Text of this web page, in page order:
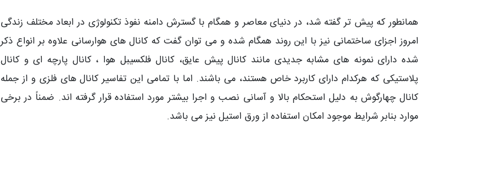
همانطور که پیش تر گفته شد، در دنیای معاصر و همگام با گسترش دامنه نفوذ تکنولوژی در ابعاد مختلف زندگی
امروز اجزای ساختمانی نیز با این روند همگام شده و می توان گفت که کانال های هوارسانی علاوه بر انواع ذکر
شده دارای نمونه های مشابه جدیدی مانند کانال پیش عایق، کانال فلکسیبل هوا ، کانال پارچه ای و کانال
پلاستیکی که هرکدام دارای کاربرد خاص هستند، می باشند. اما با تمامی این تفاسیر کانال های فلزی و از جمله
کانال چهارگوش به دلیل استحکام بالا و آسانی نصب و اجرا بیشتر مورد استفاده قرار گرفته اند. ضمناً در برخی
موارد بنابر شرایط موجود امکان استفاده از ورق استیل نیز می باشد.